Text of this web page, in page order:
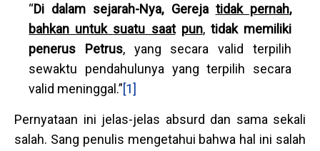
“Di dalam sejarah-Nya, Gereja tidak pernah,
bahkan untuk suatu saat pun, tidak memiliki
penerus Petrus, yang secara valid terpilih
sewaktu pendahulunya yang terpilih secara
valid meninggal.”[1]
Pernyataan ini jelas-jelas absurd dan sama sekali
salah. Sang penulis mengetahui bahwa hal ini salah